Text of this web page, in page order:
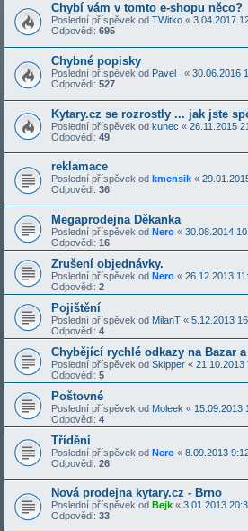
Chybí vám v tomto e-shopu něco?
Poslední příspěvek od TWitko « 3.04.2017
Odpovědi: 695
Chybné popisky
Poslední příspěvek od Pavel_ « 30.06.2016
Odpovědi: 527
Kytary.cz se rozrostly ... jak jste
Poslední příspěvek od kunec « 26.11.2015
Odpovědi: 49
reklamace
Poslední příspěvek od kmensik «
Odpovědi: 36
Megaprodejna Děkanka
Poslední příspěvek od Nero « 30.08.2014
Odpovědi: 16
Zrušení objednávky.
Poslední příspěvek od Nero « 26.12.2013
Odpovědi: 2
Pojištění
Poslední příspěvek od MilanT « 5.12.2013
Odpovědi: 4
Chybějící rychlé odkazy na Bazar
Poslední příspěvek od Skipper « 21.10.2013
Odpovědi: 5
Poštovné
Poslední příspěvek od Moleek « 15.09.2013
Odpovědi: 4
Třídění
Poslední příspěvek od Nero « 8.09.2013
Odpovědi: 26
Nová prodejna kytary.cz - Brno
Poslední příspěvek od Bejk « 3.01.2013
Odpovědi: 33